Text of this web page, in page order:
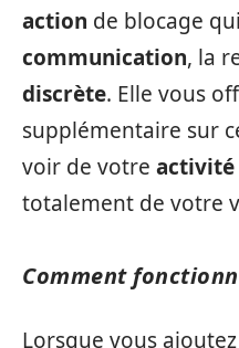
action de blocage
communication, la
discrète. Elle vous
supplémentaire sur
voir de votre activité
totalement de votre
Comment
Lorsque vous